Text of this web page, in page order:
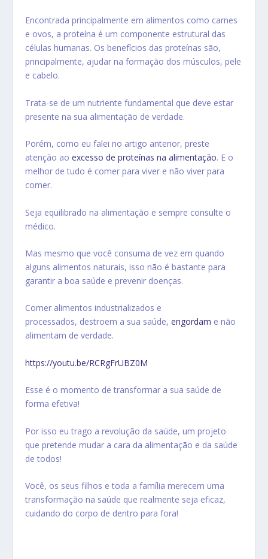
Encontrada principalmente em alimentos como carnes
e ovos, a proteína é um componente estrutural das
células humanas. Os benefícios das proteínas são,
principalmente, ajudar na formação dos músculos, pele
e cabelo.
Trata-se de um nutriente fundamental que deve estar
presente na sua alimentação de verdade.
Porém, como eu falei no artigo anterior, preste
atenção aoexcesso de proteínas na alimentação. E o
melhor de tudo é comer para viver e não viver para
comer.
Seja equilibrado na alimentação e sempre consulte o
médico.
Mas mesmo que você consuma de vez em quando
alguns alimentos naturais, isso não é bastante para
garantir a boa saúde e prevenir doenças.
Comer alimentos industrializados e
processados, destroem a sua saúde,engordam e não
alimentam de verdade.
https://youtu.be/RCRgFrUBZ0M
Esse é o momento de transformar a sua saúde de
forma efetiva!
Por isso eu trago a revolução da saúde, um projeto
que pretende mudar a cara da alimentação e da saúde
de todos!
Você, os seus filhos e toda a família merecem uma
transformação na saúde que realmente seja eficaz,
cuidando do corpo de dentro para fora!